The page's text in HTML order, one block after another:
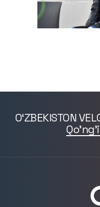
O‘ZBEKISTON